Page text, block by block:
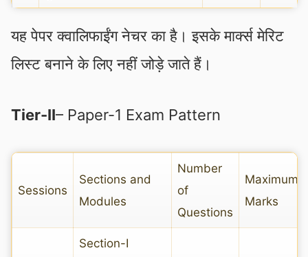
यह पेपर क्वालिफाईंग नेचर का है। इसके मार्क्स मेरिट
लिस्ट बनाने के लिए नहीं जोड़े जाते हैं।
Tier-II– Paper-1 Exam Pattern
Sessions
Sections and
Modules
Number
of
Questions
Maximum
Marks
Section-I